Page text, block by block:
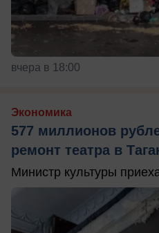
вчера в 18:00
Экономика
577 миллионов
ремонт театра в
Министр культуры